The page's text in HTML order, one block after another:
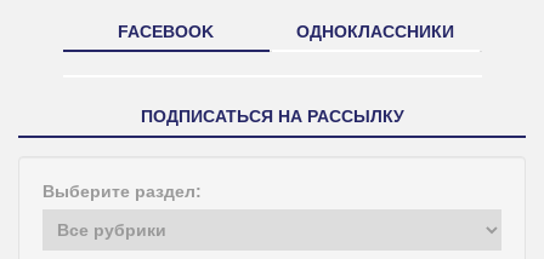
FACEBOOK ОДНОКЛАССНИКИ
ПОДПИСАТЬСЯ НА РАССЫЛКУ
Выберите раздел: